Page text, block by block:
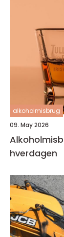
alkoholmisbrug
09. May 2026
Alkoholmisbrug når
hverdagen